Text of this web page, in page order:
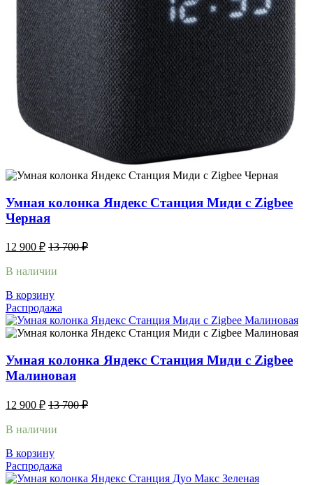
Умная колонка Яндекс Станция Миди с Zigbee
Черная
12 900 ₽ 13 700₽
В наличии
В корзину
Распродажа
Умная колонка Яндекс Станция Миди с Zigbee
Малиновая
12 900 ₽ 13 700₽
В наличии
В корзину
Распродажа